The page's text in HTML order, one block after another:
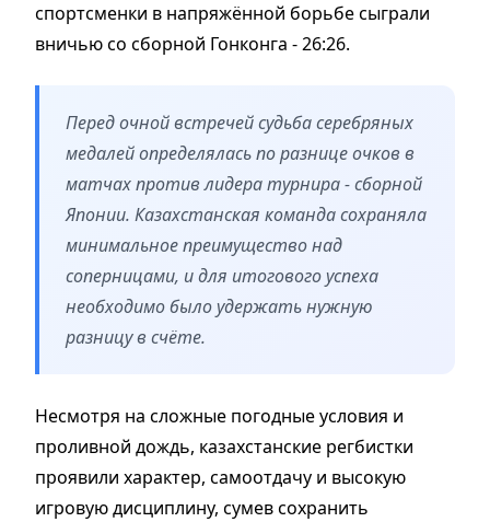
спортсменки в напряжённой борьбе сыграли
вничью со сборной Гонконга - 26:26.
Перед очной встречей судьба серебряных
медалей определялась по разнице очков в
матчах против лидера турнира - сборной
Японии. Казахстанская команда сохраняла
минимальное преимущество над
соперницами, и для итогового успеха
необходимо было удержать нужную
разницу в счёте.
Несмотря на сложные погодные условия и
проливной дождь, казахстанские регбистки
проявили характер, самоотдачу и высокую
игровую дисциплину, сумев сохранить